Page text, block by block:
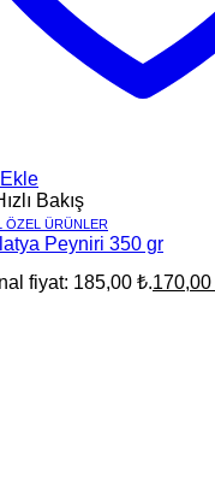
Bakış
ÖZEL ÜRÜNLER
Peyniri 350 gr
fiyat: 185,00 ₺.170,00